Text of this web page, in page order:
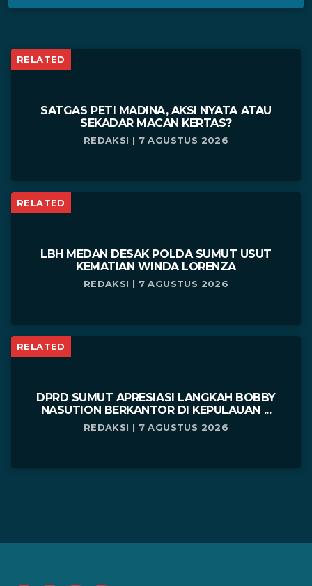
RELATED
SATGAS PETI MADINA, AKSI NYATA ATAU
SEKADAR MACAN KERTAS?
REDAKSI | 7 AGUSTUS 2026
RELATED
LBH MEDAN DESAK POLDA SUMUT USUT
KEMATIAN WINDA LORENZA
REDAKSI | 7 AGUSTUS 2026
RELATED
DPRD SUMUT APRESIASI LANGKAH BOBBY
NASUTION BERKANTOR DI KEPULAUAN ...
REDAKSI | 7 AGUSTUS 2026